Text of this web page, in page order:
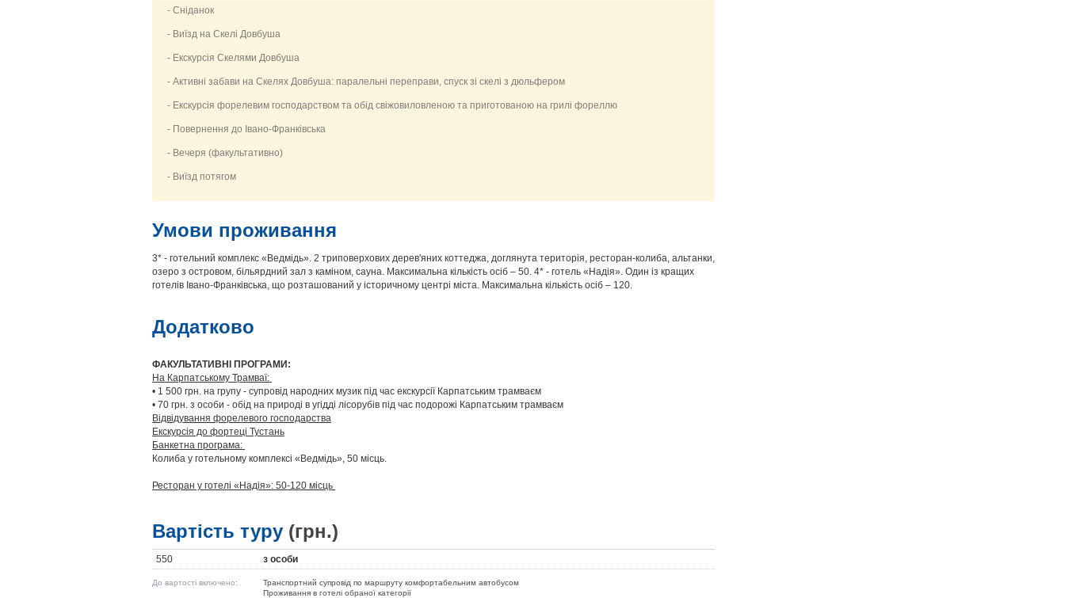
- Сніданок
- Виїзд на Скелі Довбуша
- Екскурсія Скелями Довбуша
- Активні забави на Скелях Довбуша: паралельні переправи, спуск зі скелі з дюльфером
- Екскурсія форелевим господарством та обід свіжовиловленою та приготованою на грилі фореллю
- Повернення до Івано-Франківська
- Вечеря (факультативно)
- Виїзд потягом
Умови проживання
3* - готельний комплекс «Ведмідь». 2 триповерхових дерев'яних коттеджа, доглянута територія, ресторан-колиба, альтанки,
озеро з островом, більярдний зал з каміном, сауна. Максимальна кількість осіб – 50. 4* - готель «Надія». Один із кращих
готелів Івано-Франківська, що розташований у історичному центрі міста. Максимальна кількість осіб – 120.
Додатково
ФАКУЛЬТАТИВНІ ПРОГРАМИ:
На Карпатському Трамваї:
• 1 500 грн. на групу - супровід народних музик під час екскурсії Карпатським трамваєм
• 70 грн. з особи - обід на природі в угідді лісорубів під час подорожі Карпатським трамваєм
Відвідування форелевого господарства
Екскурсія до фортеці Тустань
Банкетна програма:
Колиба у готельному комплексі «Ведмідь», 50 місць.
Ресторан у готелі «Надія»: 50-120 місць
Вартість туру (грн.)
550 з особи
До вартості включено:
Транспортний супровід по маршруту комфортабельним автобусом
Проживання в готелі обраної категорії